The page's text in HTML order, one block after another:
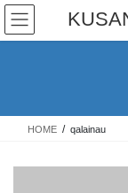
Skip
the
Skip
the
HOME qalainau